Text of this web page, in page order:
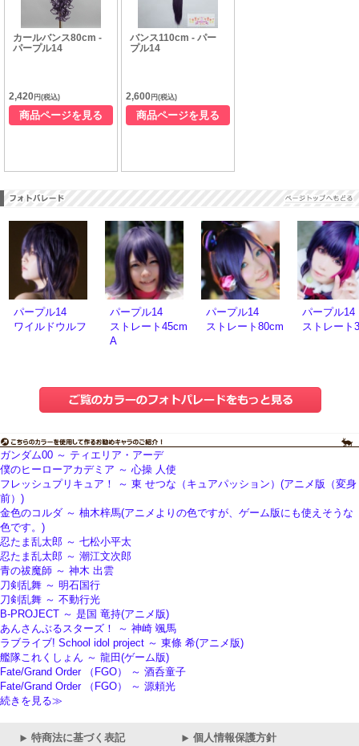
カールバンス80cm -
パープル14
2,420 円(税込)
商品ページを見る
バンス110cm - パー
プル14
2,600円(税込)
商品ページを見る
パープル14
ワイルドウルフ
パープル14
ストレート45cm
A
パープル14
ストレート80cm
パープル14
ストレート
ガンダム00 ～ ティエリア・アーデ
僕のヒーローアカデミア ～ 心操 人使
フレッシュプリキュア！ ～ 東 せつな（キュアパッション）(アニメ版（変身
前）)
金色のコルダ ～ 柚木梓馬(アニメよりの色ですが、ゲーム版にも使えそうな
色です。)
忍たま乱太郎 ～ 七松小平太
忍たま乱太郎 ～ 潮江文次郎
青の祓魔師 ～ 神木 出雲
刀剣乱舞 ～ 明石国行
刀剣乱舞 ～ 不動行光
B-PROJECT ～ 是国 竜持(アニメ版)
あんさんぶるスターズ！ ～ 神崎 颯馬
ラブライブ! School idol project ～ 東條 希(アニメ版)
艦隊これくしょん ～ 龍田(ゲーム版)
Fate/Grand Order （FGO） ～ 酒呑童子
Fate/Grand Order （FGO） ～ 源頼光
続きを見る≫
特商法に基づく表記 個人情報保護方針